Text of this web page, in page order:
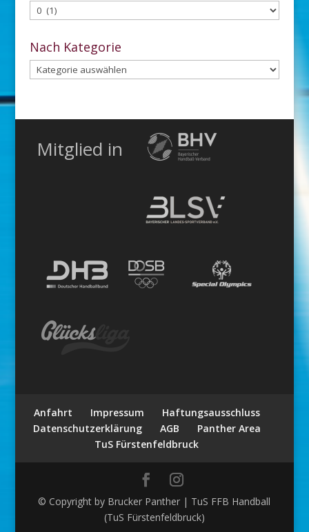
Aus
dem
Archiv
Nach Kategorie
Nach
Kategorie
Mitglied in
Anfahrt Impressum
Haftungsausschluss
Datenschutzerklärung
AGB
Panther Area
TuS Fürstenfeldbruck
© Copyright by Brucker Panther | TuS FFB Handball
(TuS Fürstenfeldbruck)